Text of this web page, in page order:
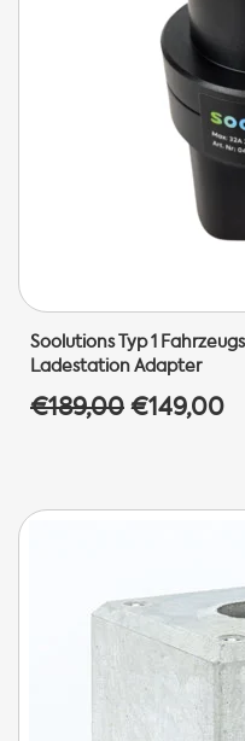
Soolutions Typ 1
Ladestation Adapter
€189,00€149,00